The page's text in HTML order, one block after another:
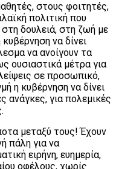
στους φοιτητές,
πολιτική που
δουλειά, στη ζωή με
να δίνει
να ανοίγουν τα
ουσιαστικά μέτρα για
σε προσωπικό,
η κυβέρνηση να δίνει
ανάγκες, για πολεμικές
μεταξύ τους! Έχουν
πάλη για να
ειρήνη, ευημερία,
οφέλους, χωρίς